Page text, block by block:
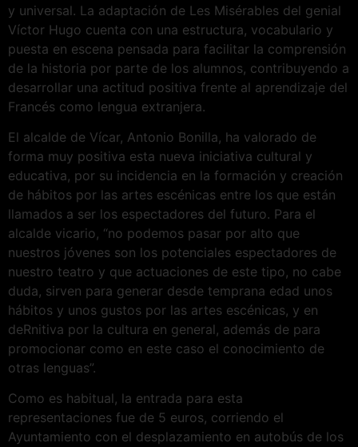
y universal. La adaptación de Les Misérables del genial
Víctor Hugo cuenta con una estructura, vocabulario y
puesta en escena pensada para facilitar la comprensión
de la historia por parte de los alumnos, contribuyendo a
desarrollar una actitud positiva frente al aprendizaje del
Francés como lengua extranjera.
El alcalde de Vícar, Antonio Bonilla, ha valorado de
forma muy positiva esta nueva iniciativa cultural y
educativa, por su incidencia en la formación y creación
de hábitos por las artes escénicas entre los que están
llamados a ser los espectadores del futuro. Para el
alcalde vicario, “no podemos pasar por alto que
nuestros jóvenes son los potenciales espectadores de
nuestro teatro y que actuaciones de este tipo, no cabe
duda, sirven para generar desde temprana edad unos
hábitos y unos gustos por las artes escénicas, y en
deRnitiva por la cultura en general, además de para
promocionar como en este caso el conocimiento de
otras lenguas”.
Como es habitual, la entrada para esta
representaciones fue de 5 euros, corriendo el
Ayuntamiento con el desplazamiento en autobús de los